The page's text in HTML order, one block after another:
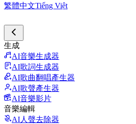
繁體中文Tiếng Việt
生成
AI音樂生成器
AI歌詞生成器
AI歌曲翻唱產生器
AI歌聲產生器
AI音樂影片
音樂編輯
AI人聲去除器